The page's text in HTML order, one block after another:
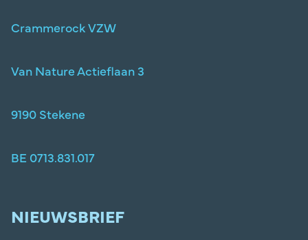
Crammerock VZW
Van Nature Actieflaan 3
9190 Stekene
BE 0713.831.017
NIEUWSBRIEF